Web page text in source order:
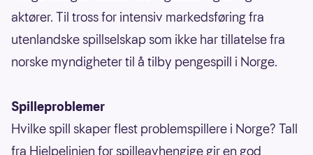
aktører. Til tross for intensiv markedsføring fra
utenlandske spillselskap som ikke har tillatelse fra
norske myndigheter til å tilby pengespill i Norge.
Spilleproblemer
Hvilke spill skaper flest problemspillere i Norge? Tall
fra Hjelpelinjen for spilleavhengige gir en god